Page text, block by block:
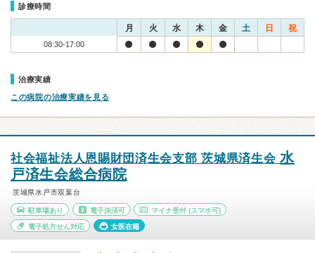
診療時間
月 火 水 木 金 土 日 祝
08:30-17:00
治療実績
この病院の治療実績を見る
社会福祉法人恩賜財団済生会支部 茨城県済生会水
戸済生会総合病院
茨城県水戸市双葉台
駐車場あり 電子決済可 マイナ受付 (スマホ可)
電子処方せん対応 女医在籍